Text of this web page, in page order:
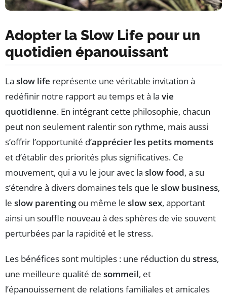
Adopter la Slow Life pour un
quotidien épanouissant
La slow life représente une véritable invitation à
redéfinir notre rapport au temps et à la vie
quotidienne. En intégrant cette philosophie, chacun
peut non seulement ralentir son rythme, mais aussi
s’offrir l’opportunité d’apprécier les petits moments
et d’établir des priorités plus significatives. Ce
mouvement, qui a vu le jour avec la slow food, a su
s’étendre à divers domaines tels que le slow business,
le slow parentingou même le slow sex, apportant
ainsi un souffle nouveau à des sphères de vie souvent
perturbées par la rapidité et le stress.
Les bénéfices sont multiples : une réduction du stress,
une meilleure qualité de sommeil, et
l’épanouissement de relations familiales et amicales